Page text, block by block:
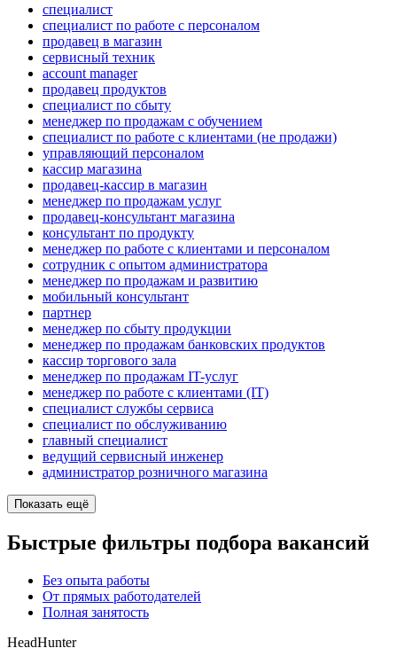
специалист
специалист по работе с персоналом
продавец в магазин
сервисный техник
account manager
продавец продуктов
специалист по сбыту
менеджер по продажам с обучением
специалист по работе с клиентами (не продажи)
управляющий персоналом
кассир магазина
продавец-кассир в магазин
менеджер по продажам услуг
продавец-консультант магазина
консультант по продукту
менеджер по работе с клиентами и персоналом
сотрудник с опытом администратора
менеджер по продажам и развитию
мобильный консультант
партнер
менеджер по сбыту продукции
менеджер по продажам банковских продуктов
кассир торгового зала
менеджер по продажам IT-услуг
менеджер по работе с клиентами (IT)
специалист службы сервиса
специалист по обслуживанию
главный специалист
ведущий сервисный инженер
администратор розничного магазина
Показать ещё
Быстрые фильтры подбора вакансий
Без опыта работы
От прямых работодателей
Полная занятость
HeadHunter